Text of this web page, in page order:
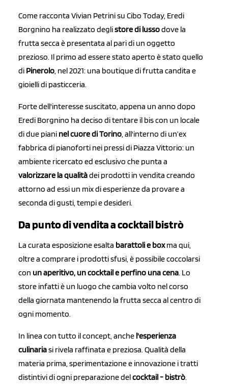
Come racconta Vivian Petrini su Cibo Today, Eredi
Borgnino ha realizzato deglistore di lussodove la
frutta secca è presentata al pari di un oggetto
prezioso. Il primo ad essere stato aperto è stato quello
di Pinerolo, nel 2021: una boutique di frutta candita e
gioielli di pasticceria.
Forte dell'interesse suscitato, appena un anno dopo
Eredi Borgnino ha deciso di tentare il bis con un locale
di due piani nel cuore di Torino, all'interno di un’ex
fabbrica di pianoforti nei pressi di Piazza Vittorio: un
ambiente ricercato ed esclusivo che punta a
valorizzare la qualitàdei prodotti in vendita creando
attorno ad essi un mix di esperienze da provare a
seconda di gusti, tempi e desideri.
Da punto di vendita a cocktail bistrò
La curata esposizione esalta barattoli e boxma qui,
oltre a comprare i prodotti sfusi, è possibile coccolarsi
con un aperitivo, un cocktail e perfino una cena. Lo
store infatti è un luogo che cambia volto nel corso
della giornata mantenendo la frutta secca al centro di
ogni momento.
In linea con tutto il concept, anche l'esperienza
culinariasi rivela raffinata e preziosa. Qualità della
materia prima, sperimentazione e innovazione i tratti
distintivi di ogni preparazione delcocktail - bistrò.